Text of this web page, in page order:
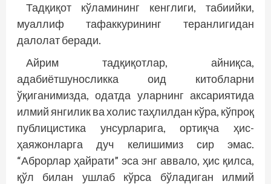
Тадқиқот кўламининг кенглиги, табиийки,
муаллиф тафаккурининг теранлигидан
далолат беради.
Айрим тадқиқотлар, айниқса,
адабиётшуносликка оид китоб­ларни
ўқиганимизда, одатда уларнинг аксариятида
илмий янгилик ва холис таҳлилдан кўра, кўпроқ
публицистика унсурларига, ортиқча ҳис-
ҳаяжонларга дуч келишимиз сир эмас.
“Аброрлар ҳайрати” эса энг аввало, ҳис қилса,
қўл билан ушлаб кўрса бўладиган илмий